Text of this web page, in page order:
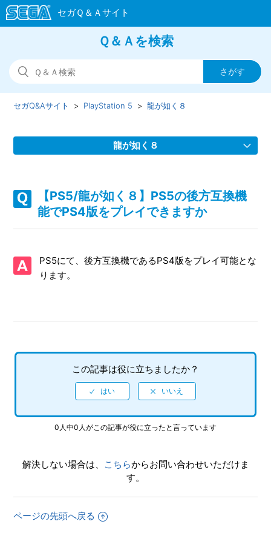
Ｑ＆Ａを検索
セガQ&Aサイト PlayStation 5 龍が如く８
龍が如く８
ム内に反映されていない（早期購入特典など）
【PS5/龍が如く８】Steam版の問い合わせ先はどこですか
【PS5/龍が如く８】プレイ動画やゲーム画面写真を、動画サ
【PS5/龍が如く８】シェア機能に対応していますか（制限さ
【PS5/龍が如く８】何をしたらいいか、どこへ行けばいい
か、バトルで勝てない場合はどうすればいいですか
ますか。
【PS5/龍が如く８】PS4版とPS5版ではトロフィーは別々に
【PS5/龍が如く８】トロフィー、実績機能はありますか
【PS5/龍が如く８】PS5の後方互換機
能でPS4版をプレイできますか
PS5にて、後方互換機であるPS4版をプレイ可能とな
ります。
この記事は役に立ちましたか？
0人中0人がこの記事が役に立ったと言っています
解決しない場合は、 こちらからお問い合わせいただけま
す。
ページの先頭へ戻る